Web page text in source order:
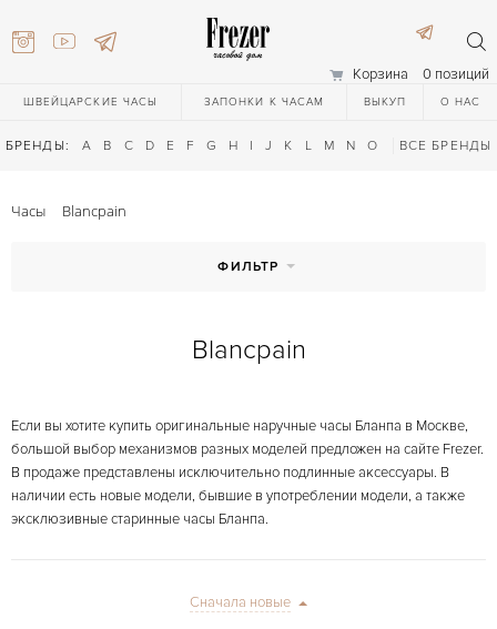
Корзина 0 позиций
ШВЕЙЦАРСКИЕ ЧАСЫ ЗАПОНКИ К ЧАСАМ ВЫКУП О НАС
БРЕНДЫ: A B C D E F G H I J K L M N O Q R S T
ВСЕ БРЕНДЫ
27-44
Часы Blancpain
ФИЛЬТР
Blancpain
Если вы хотите купить оригинальные наручные часы Бланпа в Москве,
большой выбор механизмов разных моделей предложен на сайте Frezer.
В продаже представлены исключительно подлинные аксессуары. В
наличии есть новые модели, бывшие в употреблении модели, а также
эксклюзивные старинные часы Бланпа.
Сначала новые